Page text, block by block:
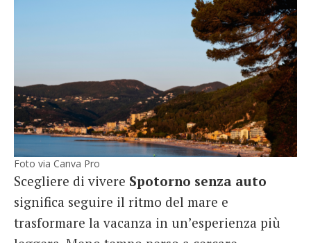
Foto via Canva Pro
Scegliere di vivere Spotorno senza auto
significa seguire il ritmo del mare e
trasformare la vacanza in un’esperienza più